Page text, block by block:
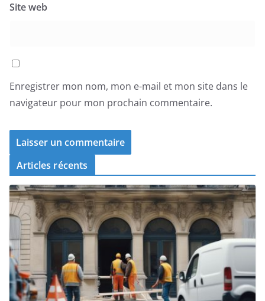
Site web
Enregistrer mon nom, mon e-mail et mon site dans le
navigateur pour mon prochain commentaire.
Articles récents